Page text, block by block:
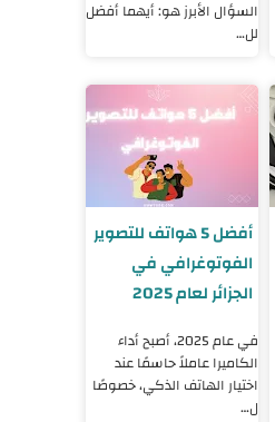
السؤال الأبرز هو: أيهما أفضل
لل…
أفضل 5 هواتف للتصوير
الفوتوغرافي في
الجزائر لعام 2025
في عام 2025، أصبح أداء
الكاميرا عاملاً حاسمًا عند
اختيار الهاتف الذكي، خصوصًا
ل…